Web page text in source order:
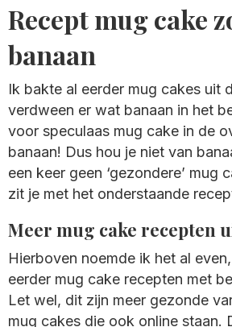
Recept mug cake
banaan
Ik bakte al eerder mug cakes uit
verdween er wat banaan in het
voor speculaas mug cake in de
banaan! Dus hou je niet van
een keer geen ‘gezondere’ mug
zit je met het onderstaande
Meer mug cake recepten
Hierboven noemde ik het al
eerder mug cake recepten met
Let wel, dit zijn meer gezonde
mug cakes die ook online staan.